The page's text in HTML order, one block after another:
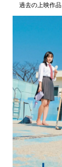
過去の上映作品